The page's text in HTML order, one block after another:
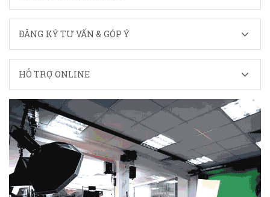
ĐĂNG KÝ TƯ VẤN & GÓP Ý
HỖ TRỢ ONLINE